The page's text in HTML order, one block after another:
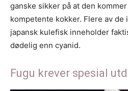
ganske sikker på at den
kompetente kokker. Flere av de
japansk kulefisk inneholder
dødelig enn cyanid.
Fugu krever spesial